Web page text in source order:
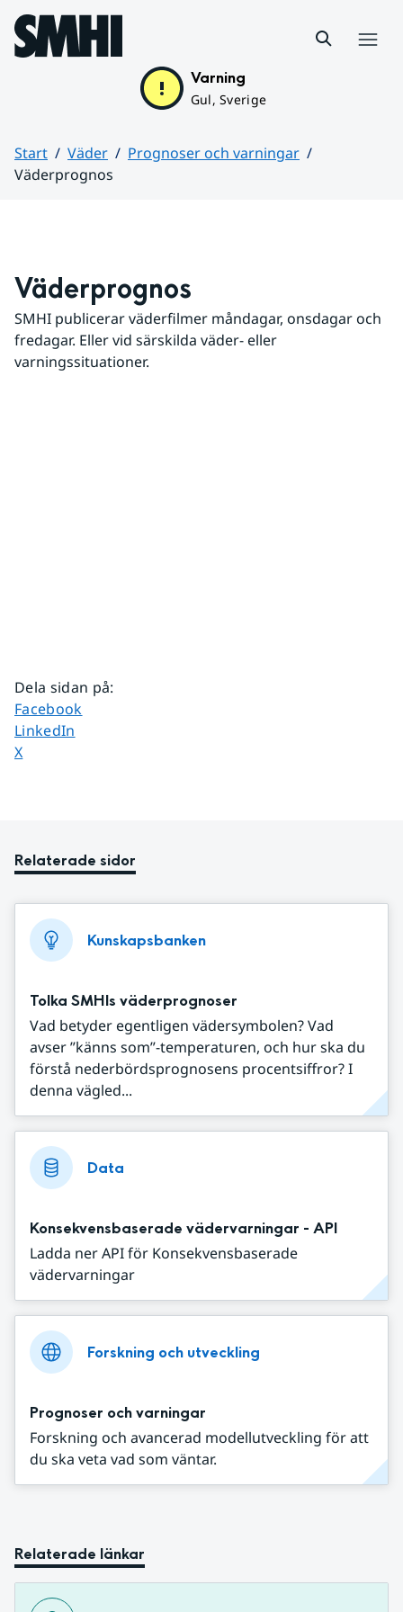
Hoppa till sidans innehåll
Varning
Gul, Sverige
Start Väder
Prognoser och varningar
Väderprognos
Väderprognos
SMHI publicerar väderfilmer måndagar, onsdagar och
fredagar. Eller vid särskilda väder- eller
varningssituationer.
Dela sidan på:
Dela sidan på
Facebook
Dela sidan på
LinkedIn
Dela sidan på
X
Relaterade sidor
Kunskapsbanken
Tolka SMHIs väderprognoser
Vad betyder egentligen vädersymbolen? Vad
avser ”känns som”-temperaturen, och hur ska du
förstå nederbördsprognosens procentsiffror? I
denna vägled...
Data
Konsekvensbaserade vädervarningar - API
Ladda ner API för Konsekvensbaserade
vädervarningar
Forskning och utveckling
Prognoser och varningar
Forskning och avancerad modellutveckling för att
du ska veta vad som väntar.
Relaterade länkar